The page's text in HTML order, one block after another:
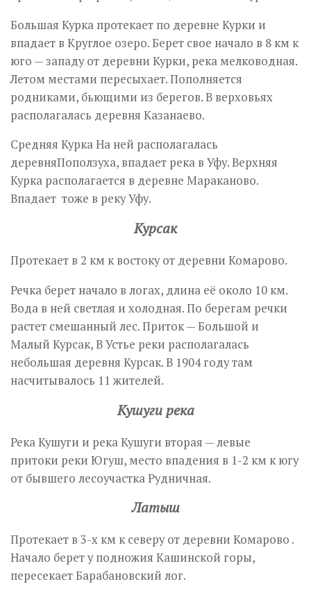
Большая Курка протекает по деревне Курки и
впадает в Круглое озеро. Берет свое начало в 8 км к
юго — западу от деревни Курки, река мелководная.
Летом местами пересыхает. Пополняется
родниками, бьющими из берегов. В верховьях
располагалась деревня Казанаево.
Средняя Курка На ней располагалась
деревняПоползуха, впадает река в Уфу. Верхняя
Курка располагается в деревне Мараканово.
Впадает тоже в реку Уфу.
Курсак
Протекает в 2 км к востоку от деревни Комарово.
Речка берет начало в логах, длина её около 10 км.
Вода в ней светлая и холодная. По берегам речки
растет смешанный лес. Приток — Большой и
Малый Курсак, В Устье реки располагалась
небольшая деревня Курсак. В 1904 году там
насчитывалось 11 жителей.
Кушуги река
Река Кушуги и река Кушуги вторая — левые
притоки реки Югуш, место впадения в 1-2 км к югу
от бывшего лесоучастка Рудничная.
Латыш
Протекает в 3-х км к северу от деревни Комарово .
Начало берет у подножия Кашинской горы,
пересекает Барабановский лог.